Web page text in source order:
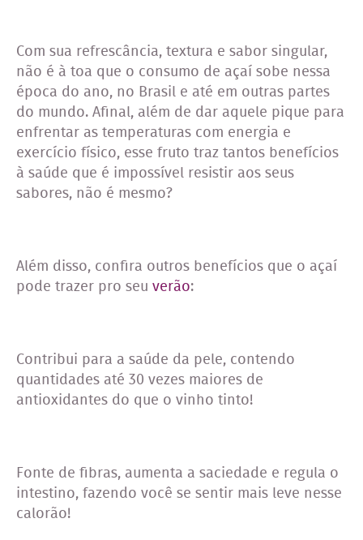
Com sua refrescância, textura e sabor singular,
não é à toa que o consumo de açaí sobe nessa
época do ano, no Brasil e até em outras partes
do mundo. Afinal, além de dar aquele pique para
enfrentar as temperaturas com energia e
exercício físico, esse fruto traz tantos benefícios
à saúde que é impossível resistir aos seus
sabores, não é mesmo?
Além disso, confira outros benefícios que o açaí
pode trazer pro seu verão:
Contribui para a saúde da pele, contendo
quantidades até 30 vezes maiores de
antioxidantes do que o vinho tinto!
Fonte de fibras, aumenta a saciedade e regula o
intestino, fazendo você se sentir mais leve nesse
calorão!